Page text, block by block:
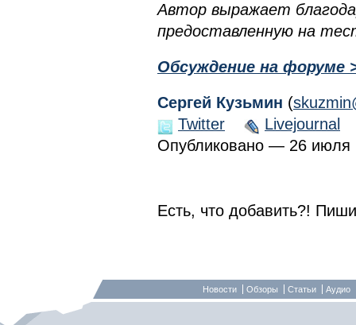
Автор выражает
предоставленную на
Обсуждение на форуме
Сергей Кузьмин (
Twitter
Livejournal
Опубликовано — 26 июля
Есть, что добавить?!
Новости Обзоры Статьи Аудио